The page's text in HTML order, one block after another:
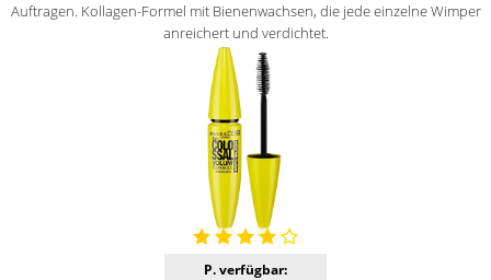
Auftragen. Kollagen-Formel mit Bienenwachsen, die jede einzelne Wimper
anreichert und verdichtet.
P. verfügbar: